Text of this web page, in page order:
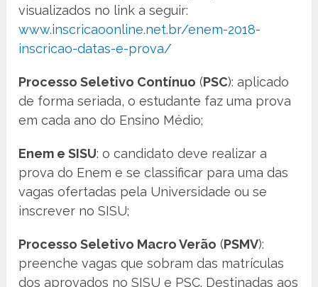
visualizados no link a seguir:
www.inscricaoonline.net.br/enem-2018-
inscricao-datas-e-prova/
Processo Seletivo Contínuo (PSC): aplicado
de forma seriada, o estudante faz uma prova
em cada ano do Ensino Médio;
Enem e SISU: o candidato deve realizar a
prova do Enem e se classificar para uma das
vagas ofertadas pela Universidade ou se
inscrever no SISU;
Processo Seletivo Macro Verão (PSMV):
preenche vagas que sobram das matrículas
dos aprovados no SISU e PSC. Destinadas aos